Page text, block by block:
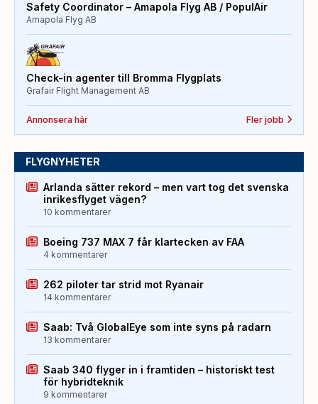
Safety Coordinator – Amapola Flyg AB / PopulAir
Amapola Flyg AB
Check-in agenter till Bromma Flygplats
Grafair Flight Management AB
Annonsera här Fler jobb
FLYGNYHETER
Arlanda sätter rekord – men vart tog det svenska
inrikesflyget vägen?
10 kommentarer
Boeing 737 MAX 7 får klartecken av FAA
4 kommentarer
262 piloter tar strid mot Ryanair
14 kommentarer
Saab: Två GlobalEye som inte syns på radarn
13 kommentarer
Saab 340 flyger in i framtiden – historiskt test
för hybridteknik
9 kommentarer